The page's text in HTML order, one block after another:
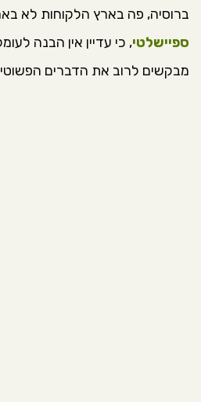
ברוסיה, פה בארץ הלקוחות לא
ספיישלטי, כי עדיין אין הבנה
מבקשים לרוב את הדברים